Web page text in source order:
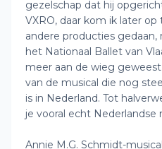
gezelschap dat hij
VXRO, daar kom ik later
andere producties
het Nationaal Ballet van
meer aan de wieg
van de musical die nog
is in Nederland. Tot
je vooral echt Nederlandse
Annie M.G. Schmidt-